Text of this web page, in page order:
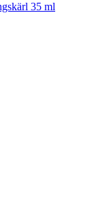
35 ml